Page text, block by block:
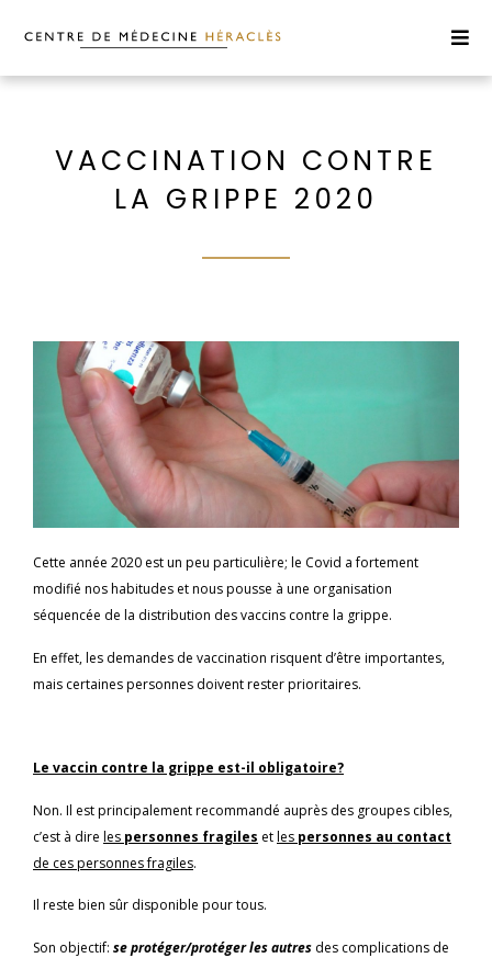
VACCINATION CONTRE
LA GRIPPE 2020
Cette année 2020 est un peu particulière; le Covid a fortement
modifié nos habitudes et nous pousse à une organisation
séquencée de la distribution des vaccins contre la grippe.
En effet, les demandes de vaccination risquent d’être importantes,
mais certaines personnes doivent rester prioritaires.
Le vaccin contre la grippe est-il obligatoire?
Non. Il est principalement recommandé auprès des groupes cibles,
c’est à dire les personnes fragiles etles personnes au contact
de ces personnes fragiles.
Il reste bien sûr disponible pour tous.
Son objectif: se protéger/protéger les autres des complications de